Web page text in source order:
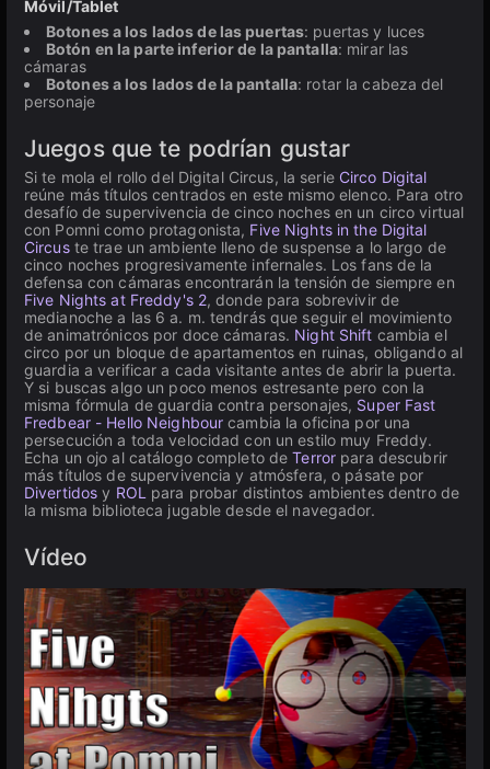
Móvil/Tablet
Botones a los lados de las puertas: puertas y luces
Botón en la parte inferior de la pantalla: mirar las
cámaras
Botones a los lados de la pantalla: rotar la cabeza del
personaje
Juegos que te podrían gustar
Si te mola el rollo del Digital Circus, la serie Circo Digital
reúne más títulos centrados en este mismo elenco. Para otro
desafío de supervivencia de cinco noches en un circo virtual
con Pomni como protagonista, Five Nights in the Digital
Circuste trae un ambiente lleno de suspense a lo largo de
cinco noches progresivamente infernales. Los fans de la
defensa con cámaras encontrarán la tensión de siempre en
Five Nights at Freddy's 2, donde para sobrevivir de
medianoche a las 6 a. m. tendrás que seguir el movimiento
de animatrónicos por doce cámaras. Night Shift cambia el
circo por un bloque de apartamentos en ruinas, obligando al
guardia a verificar a cada visitante antes de abrir la puerta.
Y si buscas algo un poco menos estresante pero con la
misma fórmula de guardia contra personajes, Super Fast
Fredbear - Hello Neighbour cambia la oficina por una
persecución a toda velocidad con un estilo muy Freddy.
Echa un ojo al catálogo completo deTerror para descubrir
más títulos de supervivencia y atmósfera, o pásate por
Divertidos y ROL para probar distintos ambientes dentro de
la misma biblioteca jugable desde el navegador.
Vídeo